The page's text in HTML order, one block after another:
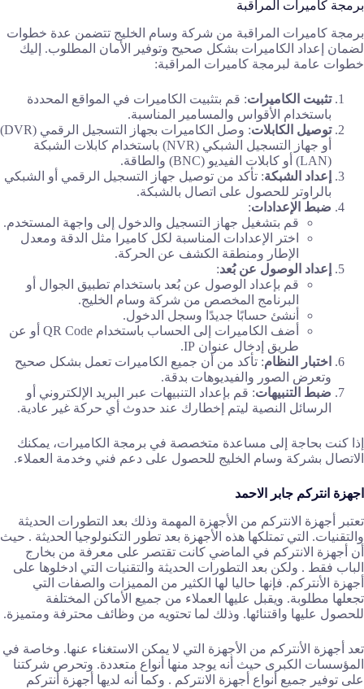
برمجة كاميرات المراقبة
برمجة كاميرات المراقبة من شركة وسام الخليج تتضمن عدة خطوات
لضمان إعداد الكاميرات بشكل صحيح وتوفير الأمان المطلوب. إليك
خطوات عامة لبرمجة كاميرات المراقبة:
تثبيت الكاميرات: قم بتثبيت الكاميرات في المواقع المحددة
باستخدام الأقواس والمسامير المناسبة.
توصيل الكابلات
: وصل الكاميرات بجهاز التسجيل الرقمي (DVR)
أو جهاز التسجيل الشبكي (NVR) باستخدام كابلات الشبكة
(LAN) أو كابلات الفيديو (BNC) والطاقة.
إعداد الشبكة: تأكد من توصيل جهاز التسجيل الرقمي أو الشبكي
بالراوتر للحصول على اتصال بالشبكة.
ضبط الإعدادات:
قم بتشغيل جهاز التسجيل والدخول إلى واجهة المستخدم.
اختر الإعدادات المناسبة لكل كاميرا مثل الدقة ومعدل
الإطار ومنطقة الكشف عن الحركة.
إعداد الوصول عن بُعد:
قم بإعداد الوصول عن بُعد باستخدام تطبيق الجوال أو
البرنامج المخصص من شركة وسام الخليج.
أنشئ حسابًا جديدًا وسجل الدخول.
أضف الكاميرات إلى الحساب باستخدام QR Code أو عن
طريق إدخال عنوان IP.
اختبار النظام: تأكد من أن جميع الكاميرات تعمل بشكل صحيح
وتعرض الصور والفيديوهات بدقة.
ضبط التنبيهات: قم بإعداد التنبيهات عبر البريد الإلكتروني أو
الرسائل النصية ليتم إخطارك عند حدوث أي حركة غير عادية.
إذا كنت بحاجة إلى مساعدة متخصصة في برمجة الكاميرات، يمكنك
الاتصال بشركة وسام الخليج للحصول على دعم فني وخدمة العملاء.
اجهزة انتركم جابر الاحمد
تعتبر أجهزة الانتركم من الأجهزة المهمة وذلك بعد التطورات الحديثة
والتقنيات. التي تمتلكها هذه الأجهزة بعد تطور التكنولوجيا الحديثة . حيث
أن أجهزة الانتركم في الماضي كانت تقتصر على معرفة من بخارج
الباب فقط . ولكن بعد التطورات الحديثة والتقنيات التي ادخلوها على
أجهزة الأنتركم. فإنها حاليا لها الكثير من المميزات والصفات التي
تجعلها مطلوبة. ويقبل عليها العملاء من جميع الأماكن المختلفة
للحصول عليها واقتنائها. وذلك لما تحتويه من وظائف محترفة ومتميزة.
تعد أجهزة الأنتركم من الأجهزة التي لا يمكن الاستغناء عنها. وخاصة في
المؤسسات الكبرى حيث أنه يوجد منها أنواع متعددة. وتحرص شركتنا
على توفير جميع أنواع أجهزة الانتركم . وكما أنه لديها أجهزة أنتركم